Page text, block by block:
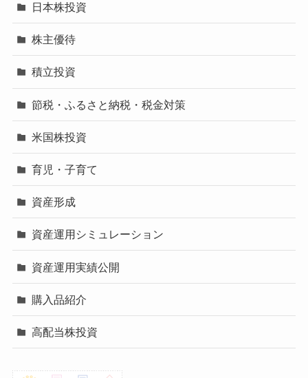
日本株投資
株主優待
積立投資
節税・ふるさと納税・税金対策
米国株投資
育児・子育て
資産形成
資産運用シミュレーション
資産運用実績公開
購入品紹介
高配当株投資